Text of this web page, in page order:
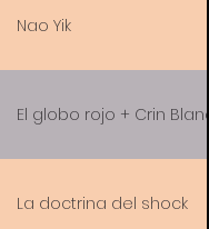
Nao Yik
El globo rojo + Crin
La doctrina del shock